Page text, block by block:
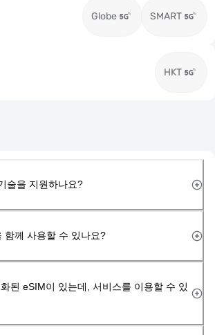
Globe SMART
HKT
술을 지원하나요?
함께 사용할 수 있나요?
된 eSIM이 있는데, 서비스를 이용할 수 있